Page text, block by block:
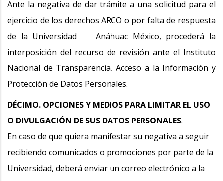
Ante la negativa de dar trámite a una solicitud para el
ejercicio de los derechos ARCO o por falta de respuesta
de la Universidad Anáhuac México, procederá la
interposición del recurso de revisión ante el Instituto
Nacional de Transparencia, Acceso a la Información y
Protección de Datos Personales.
DÉCIMO. OPCIONES Y MEDIOS PARA LIMITAR EL USO
O DIVULGACIÓN DE SUS DATOS PERSONALES.
En caso de que quiera manifestar su negativa a seguir
recibiendo comunicados o promociones por parte de la
Universidad, deberá enviar un correo electrónico a la